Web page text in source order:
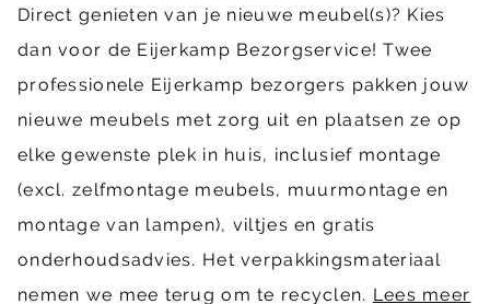
Direct genieten van je nieuwe meubel(s)? Kies
dan voor de Eijerkamp Bezorgservice! Twee
professionele Eijerkamp bezorgers pakken jouw
nieuwe meubels met zorg uit en plaatsen ze op
elke gewenste plek in huis, inclusief montage
(excl. zelfmontage meubels, muurmontage en
montage van lampen), viltjes en gratis
onderhoudsadvies. Het verpakkingsmateriaal
nemen we mee terug om te recyclen. Lees meer